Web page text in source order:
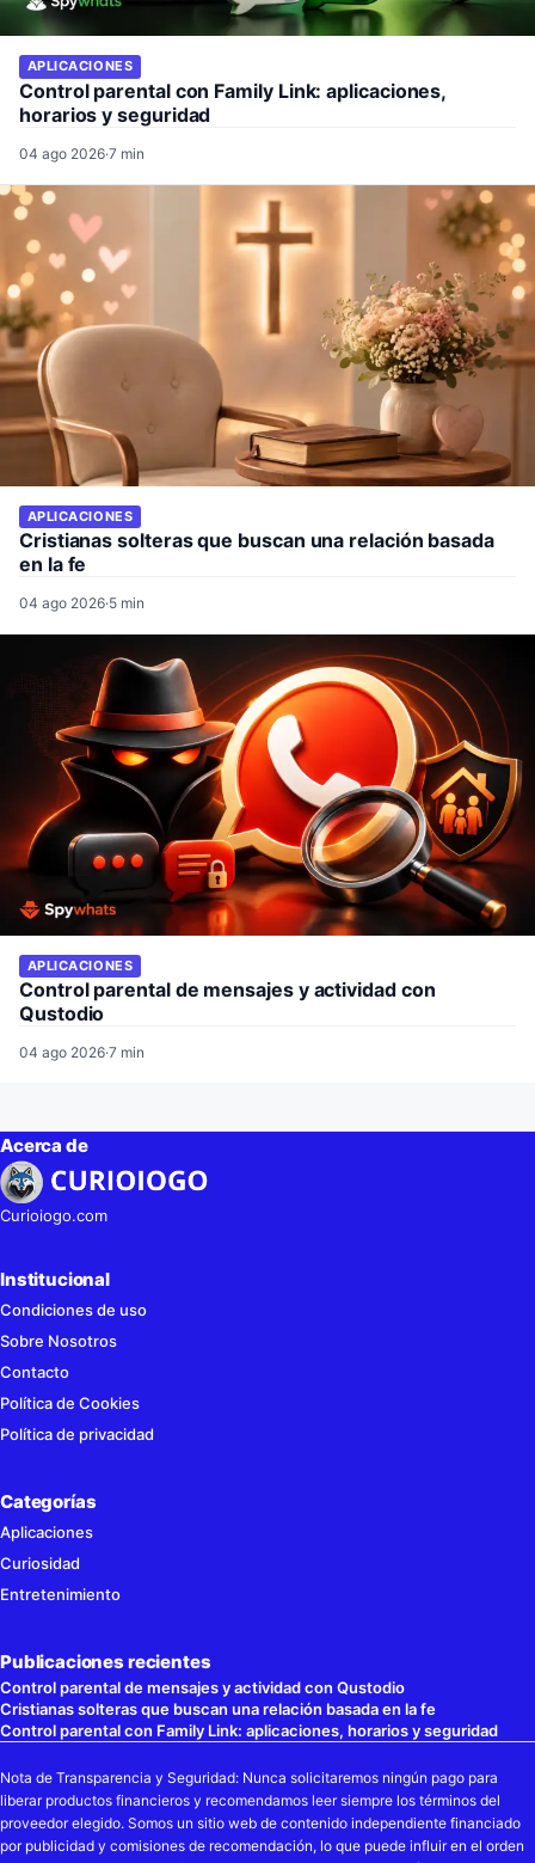
APLICACIONES
Control parental con Family Link: aplicaciones,
horarios y seguridad
04 ago 2026·7 min
APLICACIONES
Cristianas solteras que buscan una relación basada
en la fe
04 ago 2026·5 min
APLICACIONES
Control parental de mensajes y actividad con
Qustodio
04 ago 2026·7 min
Acerca de
Curioiogo.com
Institucional
Condiciones de uso
Sobre Nosotros
Contacto
Política de Cookies
Política de privacidad
Categorías
Aplicaciones
Curiosidad
Entretenimiento
Publicaciones recientes
Control parental de mensajes y actividad con Qustodio
Cristianas solteras que buscan una relación basada en la fe
Control parental con Family Link: aplicaciones, horarios y seguridad
Nota de Transparencia y Seguridad: Nunca solicitaremos ningún pago para
liberar productos financieros y recomendamos leer siempre los términos del
proveedor elegido. Somos un sitio web de contenido independiente financiado
por publicidad y comisiones de recomendación, lo que puede influir en el orden